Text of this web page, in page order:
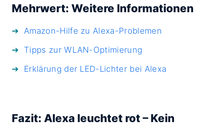
Mehrwert: Weitere Informationen
Amazon-Hilfe zu Alexa-Problemen
Tipps zur WLAN-Optimierung
Erklärung der LED-Lichter bei Alexa
Fazit: Alexa leuchtet rot – Kein